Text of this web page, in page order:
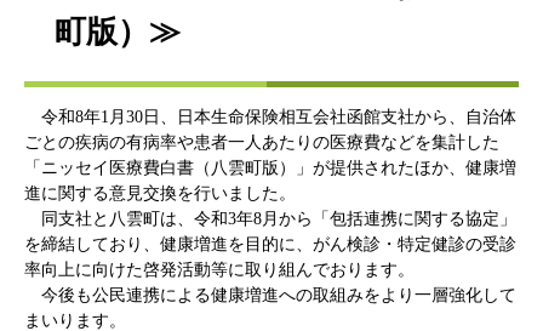
町版）​≫​
令和8年1月30日、日本生命保険相互会社函館支社から、自治体
ごとの疾病の有病率や患者一人あたりの医療費などを集計した
「ニッセイ医療費白書（八雲町版）」が提供されたほか、健康増
進に関する意見交換を行いました。
同支社と八雲町は、令和3年8月から「包括連携に関する協定」
を締結しており、健康増進を目的に、がん検診・特定健診の受診
率向上に向けた啓発活動等に取り組んでおります。
今後も公民連携による健康増進への取組みをより一層強化して
まいります。